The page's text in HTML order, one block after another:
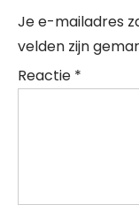
Je e-mailadres
velden zijn
Reactie *